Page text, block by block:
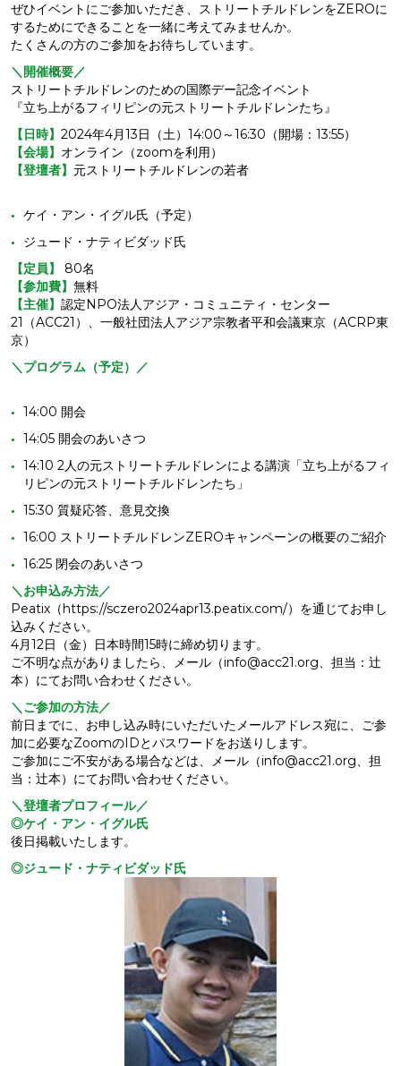
ぜひイベントにご参加いただき、ストリートチルドレンをZEROに
するためにできることを一緒に考えてみませんか。
たくさんの方のご参加をお待ちしています。
＼開催概要／
ストリートチルドレンのための国際デー記念イベント
『立ち上がるフィリピンの元ストリートチルドレンたち』
【日時】 2024年4月13日（土）14:00～16:30（開場：13:55）
【会場】 オンライン（zoomを利用）
【登壇者】 元ストリートチルドレンの若者
ケイ・アン・イグル氏（予定）
ジュード・ナティビダッド氏
【定員】
80名
【参加費】 無料
【主催】 認定NPO法人アジア・コミュニティ・センター
21（ACC21）、一般社団法人アジア宗教者平和会議東京（ACRP東
京）
＼プログラム（予定）／
14:00 開会
14:05 開会のあいさつ
14:10 2人の元ストリートチルドレンによる講演「立ち上がるフィ
リピンの元ストリートチルドレンたち」
15:30 質疑応答、意見交換
16:00 ストリートチルドレンZEROキャンペーンの概要のご紹介
16:25 閉会のあいさつ
＼お申込み方法／
Peatix（https://sczero2024apr13.peatix.com/）を通じてお申し
込みください。
4月12日（金）日本時間15時に締め切ります。
ご不明な点がありましたら、メール（info@acc21.org、担当：辻
本）にてお問い合わせください。
＼ご参加の方法／
前日までに、お申し込み時にいただいたメールアドレス宛に、ご参
加に必要なZoomのIDとパスワードをお送りします。
ご参加にご不安がある場合などは、メール（info@acc21.org、担
当：辻本）にてお問い合わせください。
＼登壇者プロフィール／
◎ケイ・アン・イグル氏
後日掲載いたします。
◎ジュード・ナティビダッド氏